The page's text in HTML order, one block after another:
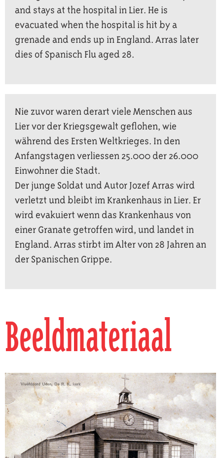
and stays at the hospital in Lier. He is
evacuated when the hospital is hit by a
grenade and ends up in England. Arras later
dies of Spanisch Flu aged 28.
Nie zuvor waren derart viele Menschen aus
Lier vor der Kriegsgewalt geflohen, wie
während des Ersten Weltkrieges. In den
Anfangstagen verliessen 25.000 der 26.000
Einwohner die Stadt.
Der junge Soldat und Autor Jozef Arras wird
verletzt und bleibt im Krankenhaus in Lier. Er
wird evakuiert wenn das Krankenhaus von
einer Granate getroffen wird, und landet in
England. Arras stirbt im Alter von 28 Jahren an
der Spanischen Grippe.
Beeldmateriaal